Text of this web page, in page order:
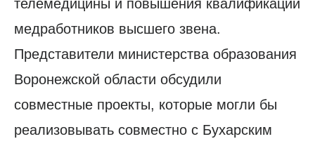
телемедицины и повышения квалификации
медработников высшего звена.
Представители министерства образования
Воронежской области обсудили
совместные проекты, которые могли бы
реализовывать совместно с Бухарским